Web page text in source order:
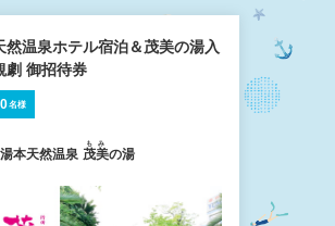
然温泉ホテル宿泊＆茂美の湯入
劇 御招待券
名様
本天然温泉 茂美
もみ
の湯